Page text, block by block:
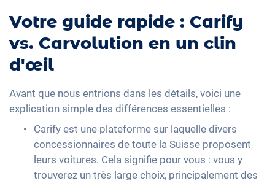
Votre guide rapide : Carify
vs. Carvolution en un clin
d'œil
Avant que nous entrions dans les détails, voici une
explication simple des différences essentielles :
Carify est une plateforme sur laquelle divers
concessionnaires de toute la Suisse proposent
leurs voitures. Cela signifie pour vous : vous y
trouverez un très large choix, principalement des